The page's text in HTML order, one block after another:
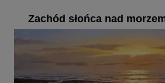
Zachód słońca nad